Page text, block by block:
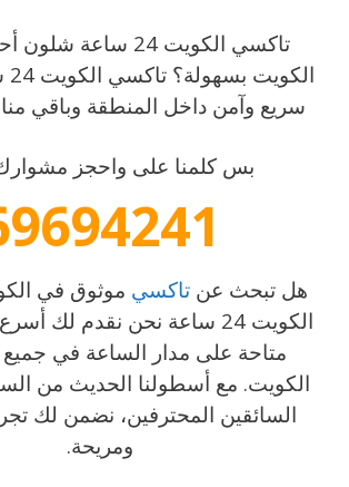
تاكسي الكويت 24
سريع وآمن داخل المنطقة وباقي
بس كلمنا على واحجز
هل تبحث عنتاكسي موثوق في
الكويت 24 ساعة نحن نقدم
متاحة على مدار الساعة في جميع
الكويت. مع أسطولنا الحديث من
السائقين المحترفين، نضمن لك
ومريحة.